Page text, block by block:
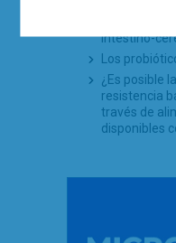
intestino-
Los
¿Es posible
resistencia
través de
disponibles